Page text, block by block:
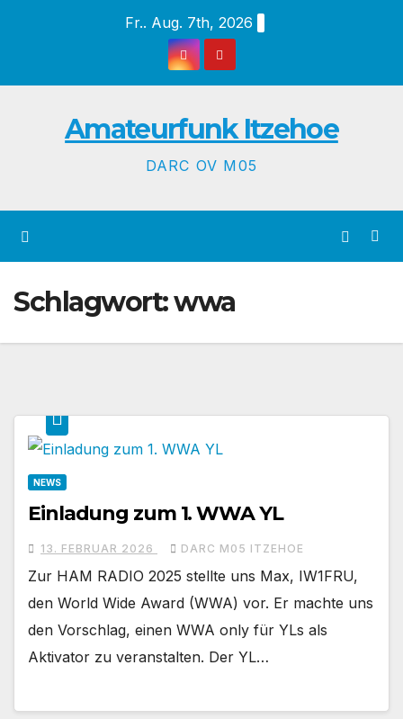
Fr.. Aug. 7th, 2026
Amateurfunk Itzehoe
DARC OV M05
Schlagwort:wwa
NEWS
Einladung zum 1. WWA YL
13. FEBRUAR 2026 DARC M05 ITZEHOE
Zur HAM RADIO 2025 stellte uns Max, IW1FRU,
den World Wide Award (WWA) vor. Er machte uns
den Vorschlag, einen WWA only für YLs als
Aktivator zu veranstalten. Der YL…